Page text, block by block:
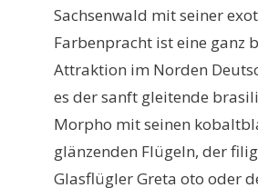
Sachsenwald mit seiner
Farbenpracht ist eine ganz
Attraktion im Norden
es der sanft gleitende
Morpho mit seinen
glänzenden Flügeln, der
Glasflügler Greta oto oder